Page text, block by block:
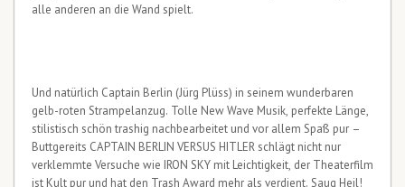
alle anderen an die Wand spielt.
Und natürlich Captain Berlin (Jürg Plüss) in seinem wunderbaren
gelb-roten Strampelanzug. Tolle New Wave Musik, perfekte Länge,
stilistisch schön trashig nachbearbeitet und vor allem Spaß pur –
Buttgereits CAPTAIN BERLIN VERSUS HITLER schlägt nicht nur
verklemmte Versuche wie IRON SKY mit Leichtigkeit, der Theaterfilm
ist Kult pur und hat den Trash Award mehr als verdient. Saug Heil!